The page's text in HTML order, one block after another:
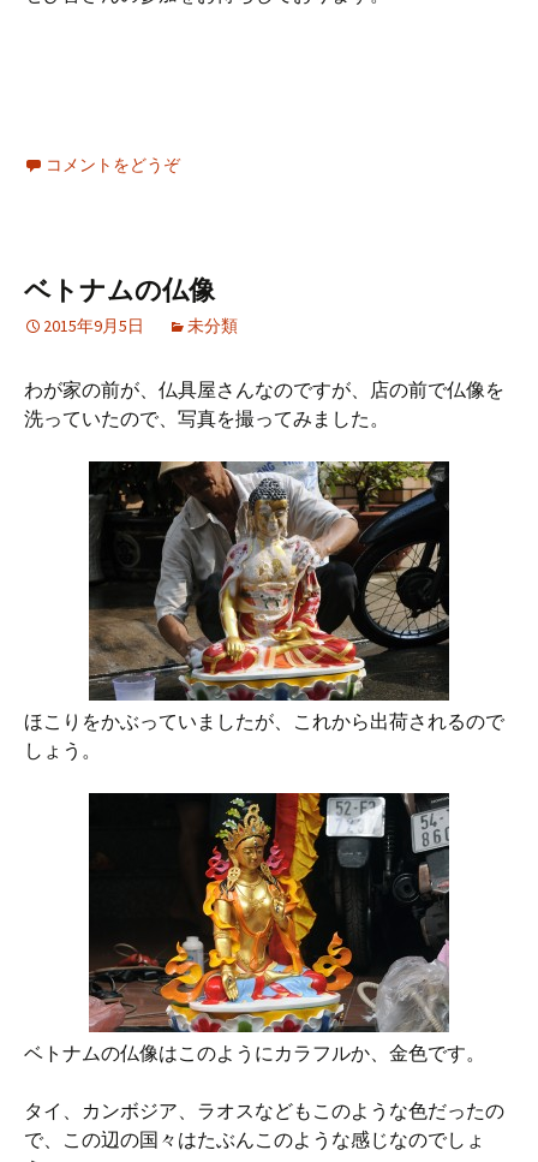
コメントをどうぞ
ベトナムの仏像
2015年9月5日 未分類
わが家の前が、仏具屋さんなのですが、店の前で仏像を
洗っていたので、写真を撮ってみました。
ほこりをかぶっていましたが、これから出荷されるので
しょう。
ベトナムの仏像はこのようにカラフルか、金色です。
タイ、カンボジア、ラオスなどもこのような色だったの
で、この辺の国々はたぶんこのような感じなのでしょ